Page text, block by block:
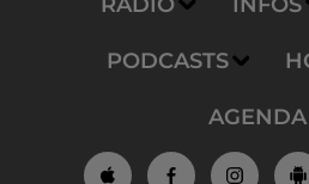
PODCASTS
AGENDA